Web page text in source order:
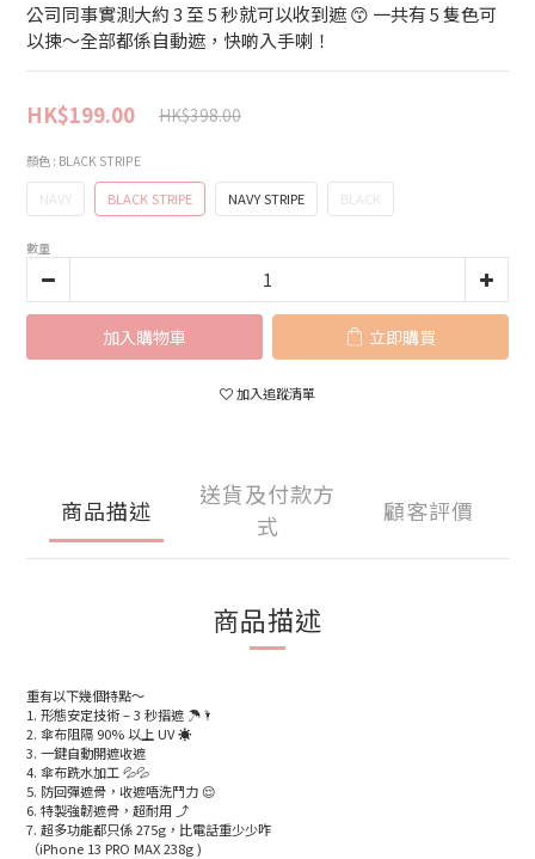
公司同事實測大約 3 至 5 秒就可以收到遮 😙 一共有 5 隻色可
以揀～全部都係自動遮，快啲入手喇！
HK$398.00
HK$199.00
顏色 : BLACK STRIPE
NAVY BLACK STRIPE NAVY STRIPE BLACK
數量
加入購物車 立即購買
加入追蹤清單
商品描述
送貨及付款方
式
顧客評價
商品描述
重有以下幾個特點～
1. 形態安定技術 – 3 秒摺遮 ☂️🌂
2. 傘布阻隔 90% 以上 UV ☀️
3. 一鍵自動開遮收遮
4. 傘布跣水加工 💦💦
5. 防回彈遮骨，收遮唔洗鬥力 😌
6. 特製強韌遮骨，超耐用 ⤴️
7. 超多功能都只係 275g，比電話重少少咋
（iPhone 13 PRO MAX 238g )